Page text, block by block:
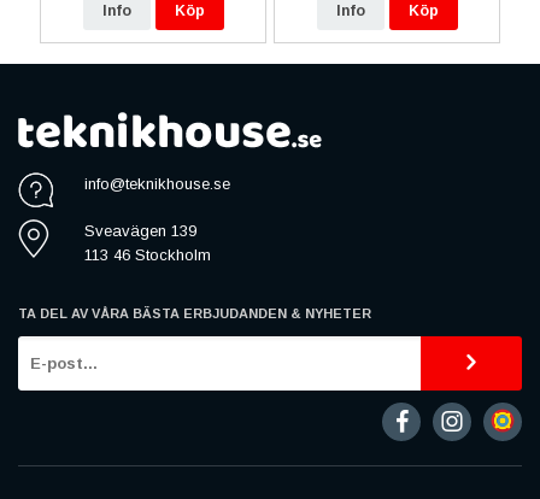
Info Köp Info Köp
info@teknikhouse.se
Sveavägen 139
113 46 Stockholm
TA DEL AV VÅRA BÄSTA ERBJUDANDEN & NYHETER